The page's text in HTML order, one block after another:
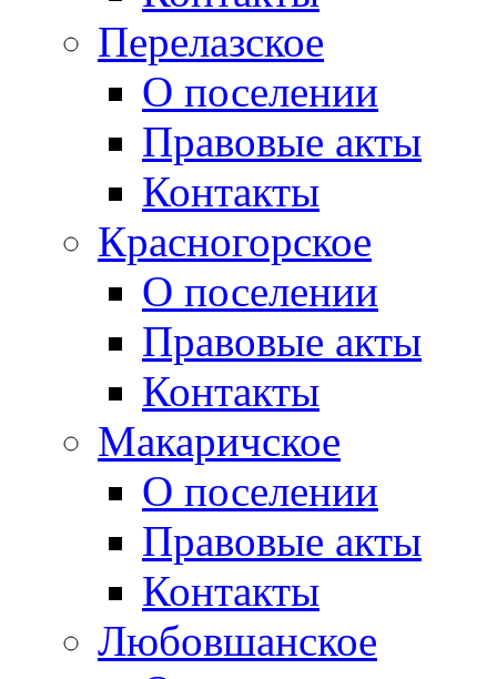
Перелазское
О поселении
Правовые акты
Контакты
Красногорское
О поселении
Правовые акты
Контакты
Макаричское
О поселении
Правовые акты
Контакты
Любовшанское